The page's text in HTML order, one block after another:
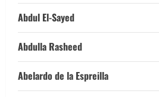
Abdul El-Sayed
Abdulla Rasheed
Abelardo de la Espreilla